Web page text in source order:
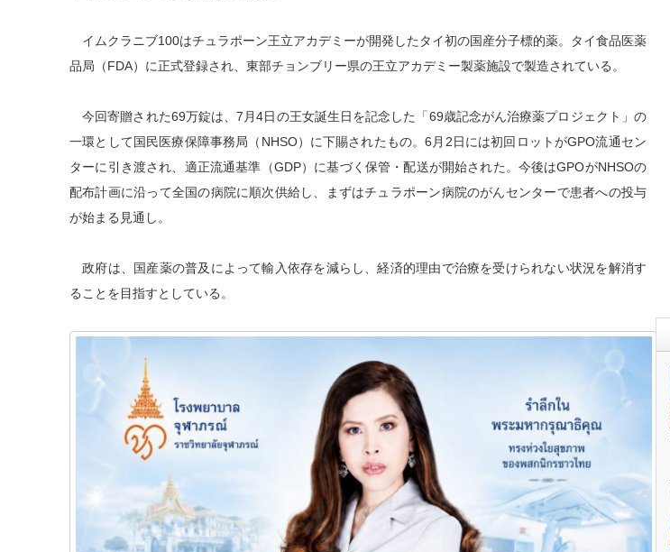
イムクラニブ100はチュラポーン王立アカデミーが開発したタイ初の国産分子標的薬。タイ食品医薬
品局（FDA）に正式登録され、東部チョンブリー県の王立アカデミー製薬施設で製造されている。
今回寄贈された69万錠は、7月4日の王女誕生日を記念した「69歳記念がん治療薬プロジェクト」の
一環として国民医療保障事務局（NHSO）に下賜されたもの。6月2日には初回ロットがGPO流通セン
ターに引き渡され、適正流通基準（GDP）に基づく保管・配送が開始された。今後はGPOがNHSOの
配布計画に沿って全国の病院に順次供給し、まずはチュラポーン病院のがんセンターで患者への投与
が始まる見通し。
政府は、国産薬の普及によって輸入依存を減らし、経済的理由で治療を受けられない状況を解消す
ることを目指すとしている。